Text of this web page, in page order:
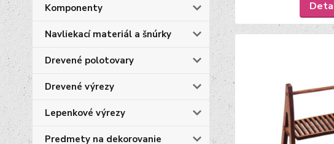
Komponenty
Navliekací materiál a šnúrky
Drevené polotovary
Drevené výrezy
Lepenkové výrezy
Predmety na dekorovanie